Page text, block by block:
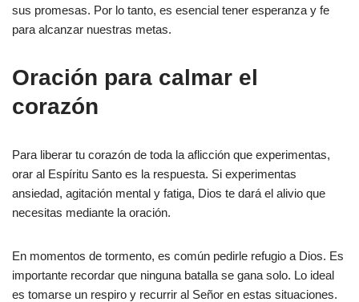
sus promesas. Por lo tanto, es esencial tener esperanza y fe
para alcanzar nuestras metas.
Oración para calmar el
corazón
Para liberar tu corazón de toda la aflicción que experimentas,
orar al Espíritu Santo es la respuesta. Si experimentas
ansiedad, agitación mental y fatiga, Dios te dará el alivio que
necesitas mediante la oración.
En momentos de tormento, es común pedirle refugio a Dios. Es
importante recordar que ninguna batalla se gana solo. Lo ideal
es tomarse un respiro y recurrir al Señor en estas situaciones.